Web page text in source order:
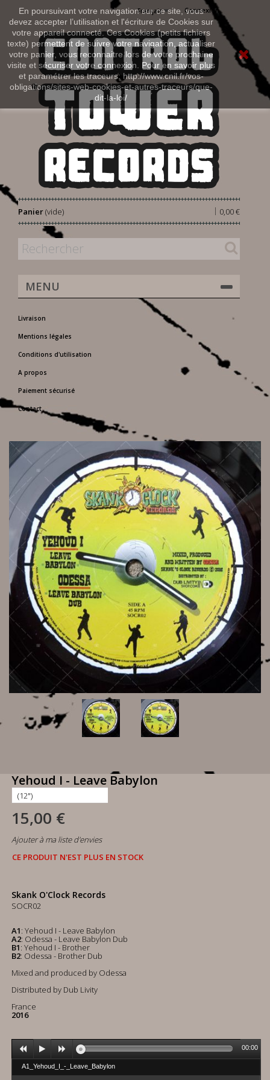
En poursuivant votre navigation sur ce site, vous
devez accepter l’utilisation et l'écriture de Cookies sur
votre appareil connecté. Ces Cookies (petits fichiers
texte) permettent de suivre votre navigation, actualiser
votre panier, vous reconnaitre lors de votre prochaine
visite et sécuriser votre connexion. Pour en savoir plus
et paramétrer les traceurs: http://www.cnil.fr/vos-
obligations/sites-web-cookies-et-autres-traceurs/que-
dit-la-loi/
Connexion
Français
Panier 0,00 €
|
(vide)
MENU
Livraison
Mentions légales
Conditions d'utilisation
A propos
Paiement sécurisé
Contact
Yehoud I - Leave Babylon
15,00 €
Ajouter à ma liste d'envies
CE PRODUIT N'EST PLUS EN STOCK
Skank O'Clock Records
SOCR02
A1: Yehoud I - Leave Babylon
A2: Odessa - Leave Babylon Dub
B1: Yehoud I - Brother
B2: Odessa - Brother Dub
Mixed and produced by Odessa
Distributed by Dub Livity
France
2016
A1_Yehoud_I_-_Leave_Babylon
00:00